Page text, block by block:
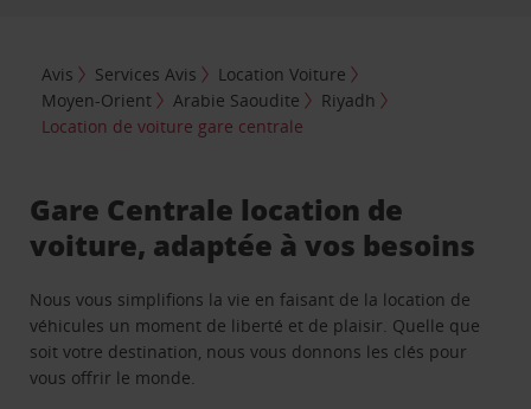
Avis Services Avis
Location Voiture
Moyen-Orient
Arabie Saoudite
Riyadh
Location de voiture gare centrale
Gare Centrale location de
voiture, adaptée à vos besoins
Nous vous simplifions la vie en faisant de la location de
véhicules un moment de liberté et de plaisir. Quelle que
soit votre destination, nous vous donnons les clés pour
vous offrir le monde.